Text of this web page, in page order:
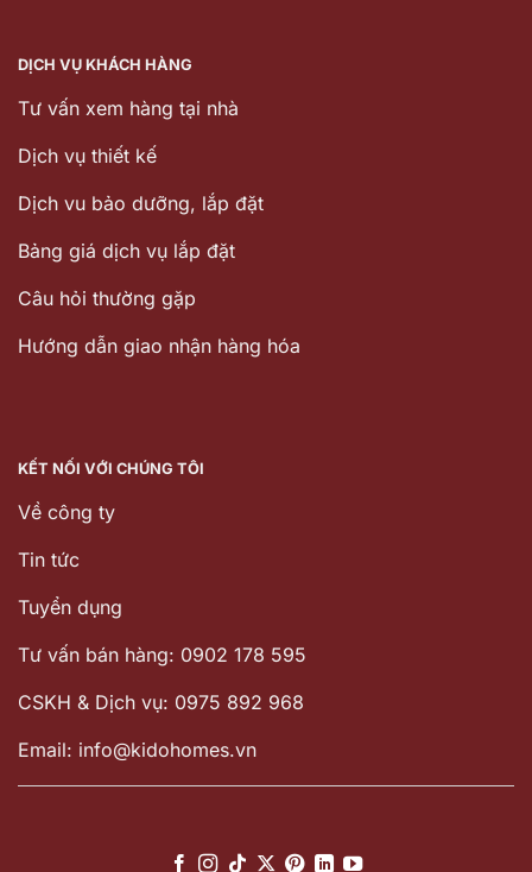
DỊCH VỤ KHÁCH HÀNG
Tư vấn xem hàng tại nhà
Dịch vụ thiết kế
Dịch vu bảo dưỡng, lắp đặt
Bảng giá dịch vụ lắp đặt
Câu hỏi thường gặp
Hướng dẫn giao nhận hàng hóa
KẾT NỐI VỚI CHÚNG TÔI
Về công ty
Tin tức
Tuyển dụng
Tư vấn bán hàng: 0902 178 595
CSKH & Dịch vụ: 0975 892 968
Email: info@kidohomes.vn